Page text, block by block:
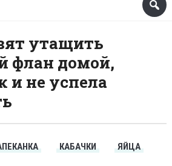
утащить
флан домой,
и не успела
КАБАЧКИ ЯЙЦА